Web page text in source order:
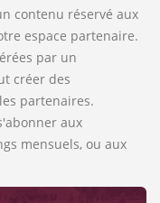
contenu réservé aux
espace partenaire.
par un
créer des
partenaires.
aux
mensuels, ou aux